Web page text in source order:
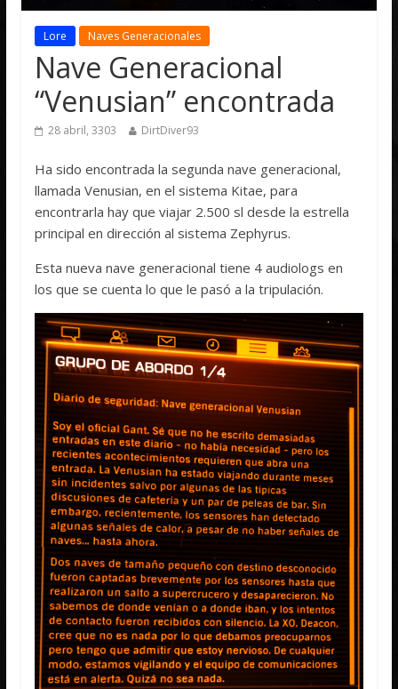
Lore Naves Generacionales
Nave Generacional
“Venusian” encontrada
28 abril, 3303 DirtDiver93
Ha sido encontrada la segunda nave generacional,
llamada Venusian, en el sistema Kitae, para
encontrarla hay que viajar 2.500 sl desde la estrella
principal en dirección al sistema Zephyrus.
Esta nueva nave generacional tiene 4 audiologs en
los que se cuenta lo que le pasó a la tripulación.